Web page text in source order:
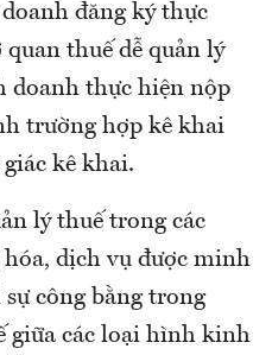
đăng ký thực
thuế dễ quản lý
doanh thực hiện nộp
trường hợp kê khai
kê khai.
lý thuế trong các
dịch vụ được minh
công bằng trong
giữa các loại hình kinh